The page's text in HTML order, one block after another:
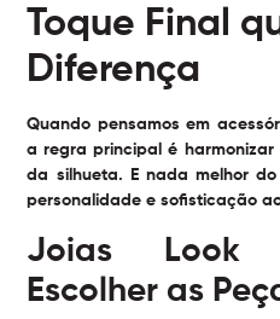
Toque Final
Diferença
Quando pensamos em
a regra principal é
da silhueta. E nada melhor
personalidade e sofisticação
Joias Look
Escolher as